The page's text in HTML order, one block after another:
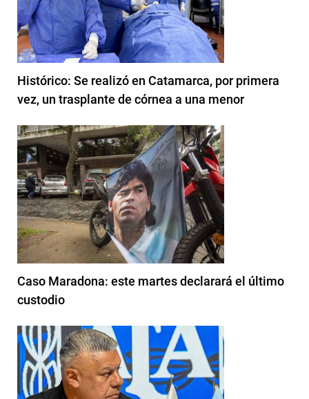
Histórico: Se realizó en Catamarca, por primera
vez, un trasplante de córnea a una menor
Caso Maradona: este martes declarará el último
custodio